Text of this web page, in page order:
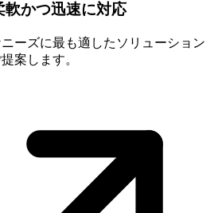
軟かつ迅速に対応
ーズに最も適したソリューション
案します。